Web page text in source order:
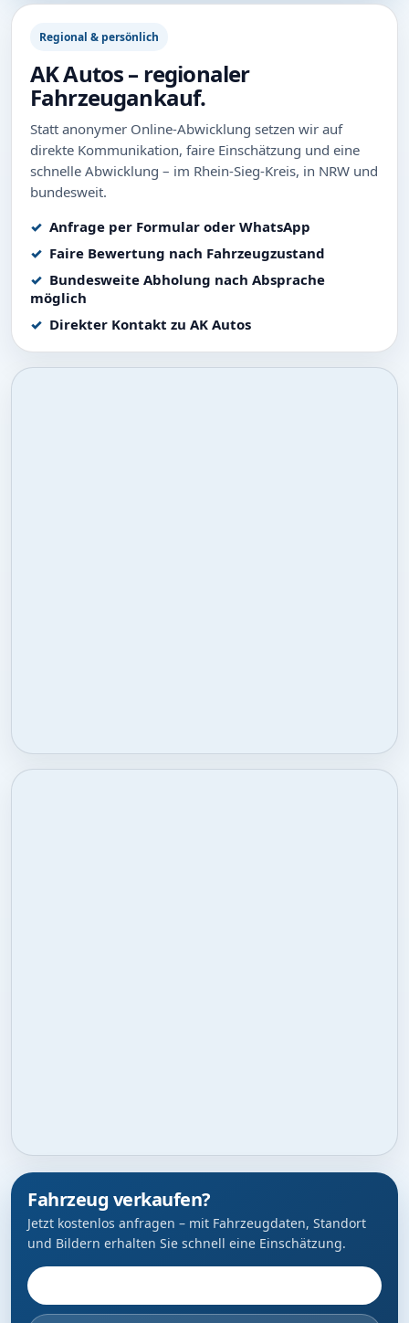
Regional & persönlich
AK Autos – regionaler
Fahrzeugankauf.
Statt anonymer Online-Abwicklung setzen wir auf
direkte Kommunikation, faire Einschätzung und eine
schnelle Abwicklung – im Rhein-Sieg-Kreis, in NRW und
bundesweit.
Anfrage per Formular oder WhatsApp
Faire Bewertung nach Fahrzeugzustand
Bundesweite Abholung nach Absprache
möglich
Direkter Kontakt zu AK Autos
Fahrzeug verkaufen?
Jetzt kostenlos anfragen – mit Fahrzeugdaten, Standort
und Bildern erhalten Sie schnell eine Einschätzung.